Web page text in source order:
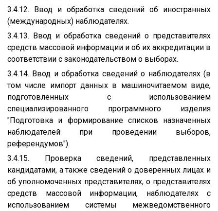
3.4.12. Ввод и обработка сведений об иностранных
(международных) наблюдателях.
3.4.13. Ввод и обработка сведений о представителях
средств массовой информации и об их аккредитации в
соответствии с законодательством о выборах.
3.4.14. Ввод и обработка сведений о наблюдателях (в
том числе импорт данных в машиночитаемом виде,
подготовленных с использованием
специализированного программного изделия
"Подготовка и формирование списков назначенных
наблюдателей при проведении выборов,
референдумов").
3.4.15. Проверка сведений, представленных
кандидатами, а также сведений о доверенных лицах и
об уполномоченных представителях, о представителях
средств массовой информации, наблюдателях с
использованием системы межведомственного